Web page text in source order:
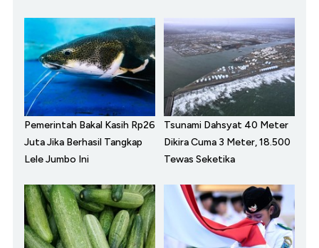
Pemerintah Bakal Kasih Rp26
Juta Jika Berhasil Tangkap
Lele Jumbo Ini
Tsunami Dahsyat 40 Meter
Dikira Cuma 3 Meter, 18.500
Tewas Seketika